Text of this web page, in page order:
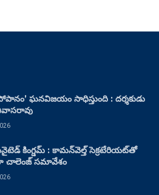
ఘనవిజయం సాధిస్తుంది : దర్శకుడు
కింగ్డమ్ : కామన్‌వెల్త్ సెక్రటేరియట్‌తో
చాలెంజ్ సమావేశం